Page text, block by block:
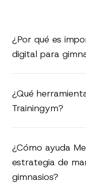
¿Por qué es
digital para
¿Qué
Trainingym?
¿Cómo ayuda
estrategia de
gimnasios?